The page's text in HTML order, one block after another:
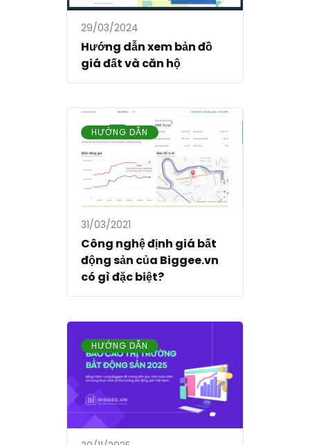
29/03/2024
Hướng dẫn xem bản đồ
giá đất và căn hộ
HƯỚNG DẪN
31/03/2021
Công nghệ định giá bất
động sản của Biggee.vn
có gì đặc biệt?
HƯỚNG DẪN